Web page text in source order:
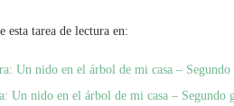
tarea de lectura en:
Un nido en el árbol de mi casa –
Un nido en el árbol de mi casa –